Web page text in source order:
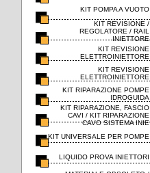
KIT POMPA A VUOTO
KIT REVISIONE /
REGOLATORE / RAIL
INIETTORE
KIT REVISIONE
ELETTROINIETTORE
KIT REVISIONE
ELETTROINIETTORE
KIT RIPARAZIONE POMPE
IDROGUIDA
KIT RIPARAZIONE, FASCIO
CAVI / KIT RIPARAZIONE
CAVO SISTEMA INIE
KIT UNIVERSALE PER POMPE
LIQUIDO PROVA INIETTORI